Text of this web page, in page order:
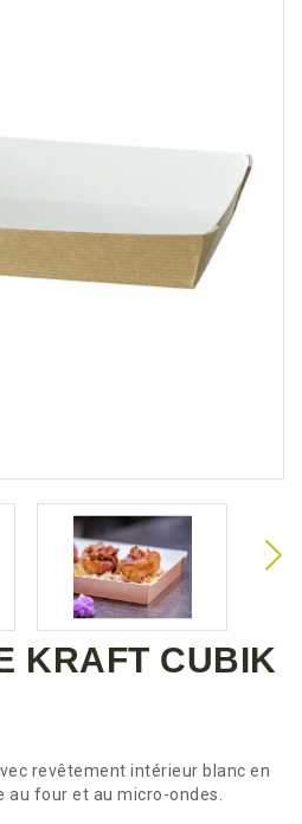
KRAFT CUBIK
revêtement intérieur blanc en
au four et au micro-ondes.